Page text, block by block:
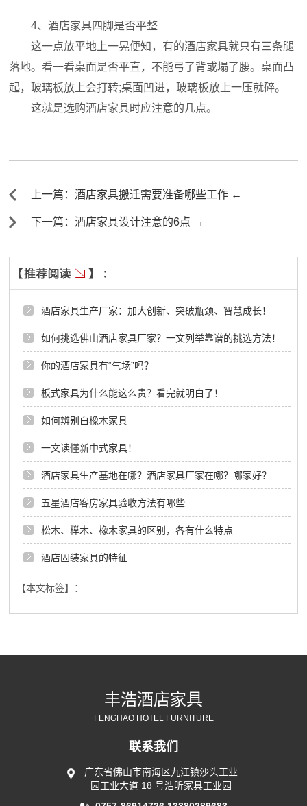
4、酒店家具四脚是否平整
这一点放平地上一晃便知，有的酒店家具就只有三条腿
落地。看一看桌面是否平直，不能弓了背或塌了腰。桌面凸
起，玻璃板放上会打转;桌面凹进，玻璃板放上一压就碎。
这就是选购酒店家具时应注意的几点。
上一篇：酒店家具搬迁需要准备哪些工作 ←
下一篇：酒店家具设计注意的6点 →
酒店家具生产厂家：加大创新、突破瓶颈、智慧成长！
如何挑选佛山酒店家具厂家？一文列举靠谱的挑选方法！
你的酒店家具有“气场”吗？
板式家具为什么能这么贵？看完就明白了！
如何辨别白橡木家具
一文读懂新中式家具！
酒店家具生产基地在哪？酒店家具厂家在哪？哪家好？
五星酒店客房家具验收方法有哪些
松木、榉木、橡木家具的区别，各有什么特点
酒店固装家具的特征
【本文标签】：
丰浩酒店家具
FENGHAO HOTEL FURNITURE
联系我们
广东省佛山市南海区九江镇沙头工业
园工业大道 18 号浩昕家具工业园